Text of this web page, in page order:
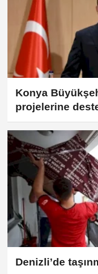
Konya
projelerine
Denizli’de